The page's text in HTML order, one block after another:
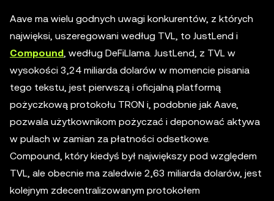
Aave ma wielu godnych uwagi konkurentów, z których
najwięksi, uszeregowani według TVL, to JustLend i
Compound, według DeFiLlama. JustLend, z TVL w
wysokości 3,24 miliarda dolarów w momencie pisania
tego tekstu, jest pierwszą i oficjalną platformą
pożyczkową protokołu TRON i, podobnie jak Aave,
pozwala użytkownikom pożyczać i deponować aktywa
w pulach w zamian za płatności odsetkowe.
Compound, który kiedyś był największy pod względem
TVL, ale obecnie ma zaledwie 2,63 miliarda dolarów, jest
kolejnym zdecentralizowanym protokołem